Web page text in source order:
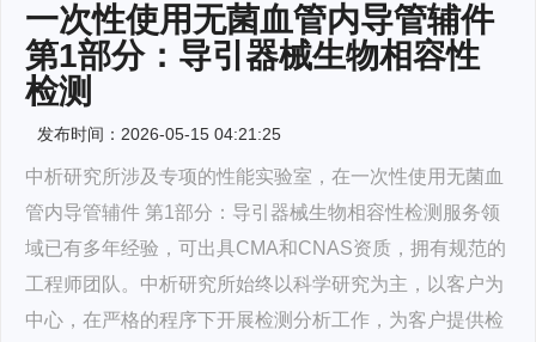
一次性使用无菌血管内导管辅件
第1部分：导引器械生物相容性
检测
发布时间：2026-05-15 04:21:25
中析研究所涉及专项的性能实验室，在一次性使用无菌血
管内导管辅件 第1部分：导引器械生物相容性检测服务领
域已有多年经验，可出具CMA和CNAS资质，拥有规范的
工程师团队。中析研究所始终以科学研究为主，以客户为
中心，在严格的程序下开展检测分析工作，为客户提供检